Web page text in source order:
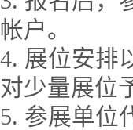
帐户。
4. 展位安排
对少量展位
5. 参展单位